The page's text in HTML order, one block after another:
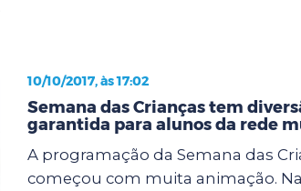
10/10/2017, às 17:02
Semana das Crianças tem
garantida para alunos da rede
A programação da Semana das
começou com muita animação.